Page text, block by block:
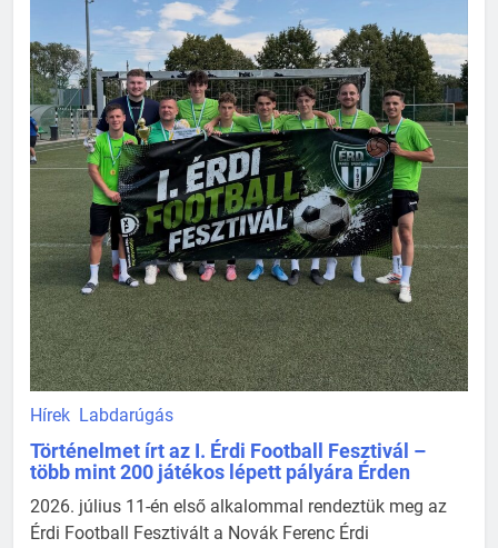
Hírek Labdarúgás
Történelmet írt az I. Érdi Football Fesztivál –
több mint 200 játékos lépett pályára Érden
2026. július 11-én első alkalommal rendeztük meg az
Érdi Football Fesztivált a Novák Ferenc Érdi